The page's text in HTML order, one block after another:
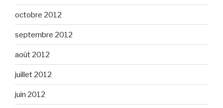
octobre 2012
septembre 2012
août 2012
juillet 2012
juin 2012